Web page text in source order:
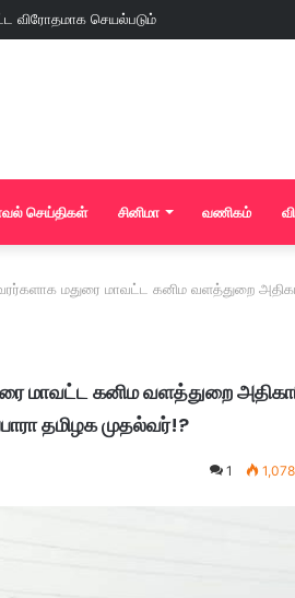
செய்திகள் சினிமா வணிகம்
மதுரை மாவட்ட கனிம வளத்துறை
கனிம வளத்துறை
தமிழக முதல்வர்!?
1 1,078